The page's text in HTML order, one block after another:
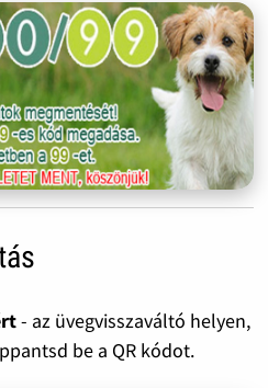
- az üvegvisszaváltó helyen,
be a QR kódot.